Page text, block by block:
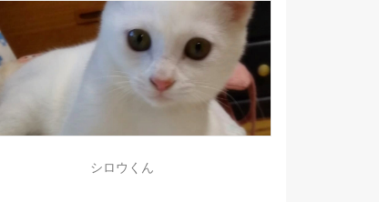
シロウくん